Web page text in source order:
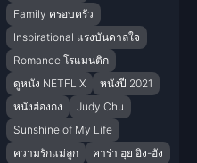
Family ครอบครัว
Inspirational แรงบันดาลใจ
Romance โรแมนติก
ดูหนัง NETFLIX
หนังปี 2021
หนังฮ่องกง
Judy Chu
Sunshine of My Life
ความรักแม่ลูก
คาร่า ฮุย อิง-ฮัง